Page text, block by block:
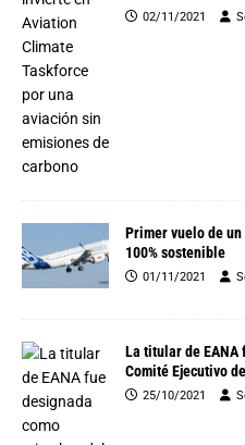
02/11/2021
Primer vuelo de
100% sostenible
01/11/2021
La titular de EANA
Comité Ejecutivo
25/10/2021